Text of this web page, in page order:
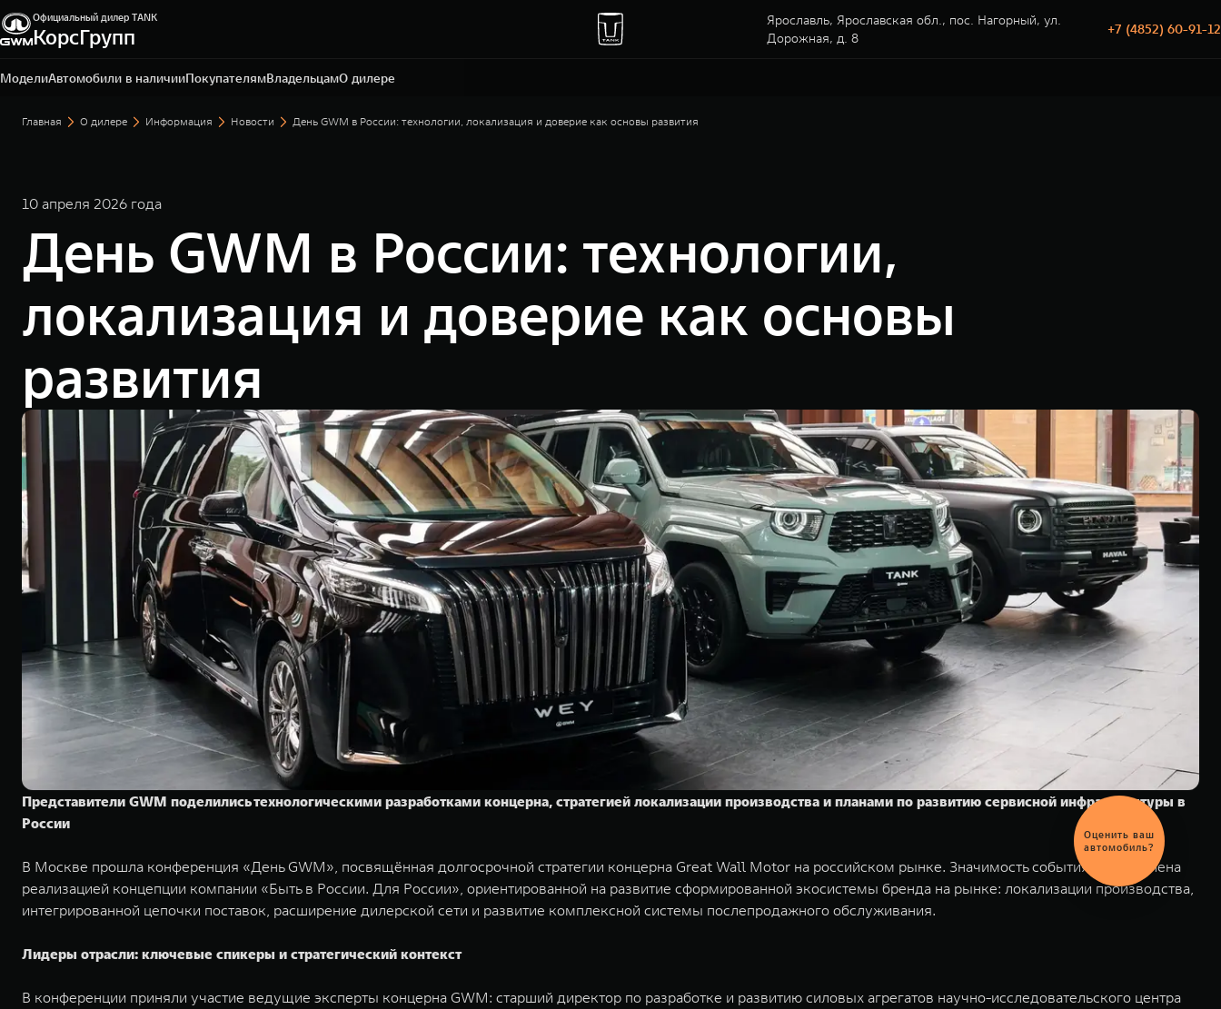
Официальный дилер TANK
КорсГрупп
Ярославль, Ярославская обл., пос. Нагорный, ул.
Дорожная, д. 8
+7 (4852) 60-91-12
МоделиАвтомобили в наличииПокупателямВладельцамО дилере
Ярославль, Ярославская обл., пос. Нагорный, ул.
Дорожная, д. 8
+7 (4852) 60-91-12
Главная О дилере Информация Новости День GWM в России: технологии, локализация и доверие как основы развития
10 апреля 2026 года
День GWM в России: технологии,
локализация и доверие как основы
развития
Представители GWM поделились технологическими разработками концерна, стратегией локализации производства и планами по развитию сервисной инфраструктуры в
России
В Москве прошла конференция «День GWM», посвящённая долгосрочной стратегии концерна Great Wall Motor на российском рынке. Значимость события обусловлена
реализацией концепции компании «Быть в России. Для России», ориентированной на развитие сформированной экосистемы бренда на рынке: локализации производства,
интегрированной цепочки поставок, расширение дилерской сети и развитие комплексной системы послепродажного обслуживания.
Лидеры отрасли: ключевые спикеры и стратегический контекст
В конференции приняли участие ведущие эксперты концерна GWM: старший директор по разработке и развитию силовых агрегатов научно-исследовательского центра
обмен
автомобиля